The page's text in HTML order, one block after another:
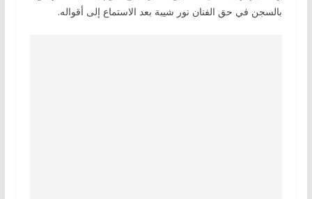
بالسجن في حق الفنان نور شيبة بعد الاستماع إلى أقواله.